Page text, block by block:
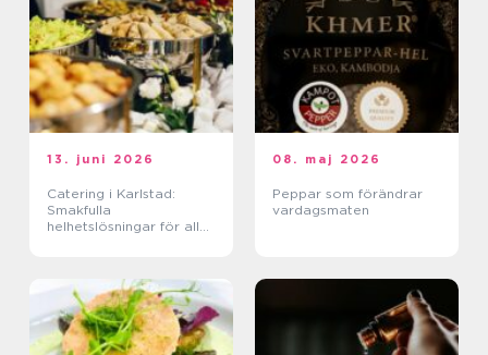
13. juni 2026
Catering i Karlstad:
Smakfulla
helhetslösningar för alla
08. maj 2026
Peppar som förändrar
vardagsmaten